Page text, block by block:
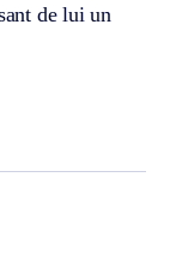
de lui un